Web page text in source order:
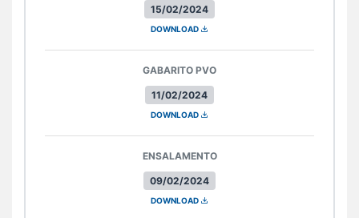
15/02/2024
DOWNLOAD
11/02/2024
GABARITO PVO
DOWNLOAD
09/02/2024
ENSALAMENTO
DOWNLOAD